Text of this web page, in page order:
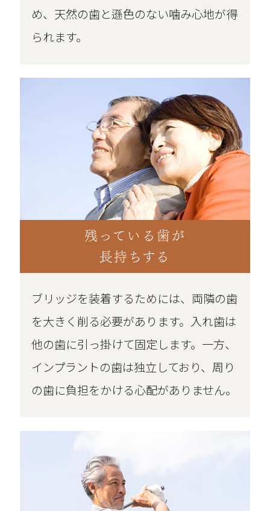
め、天然の歯と遜色のない噛み心地が得
られます。
残っている歯が
長持ちする
ブリッジを装着するためには、両隣の歯
を大きく削る必要があります。入れ歯は
他の歯に引っ掛けて固定します。一方、
インプラントの歯は独立しており、周り
の歯に負担をかける心配がありません。